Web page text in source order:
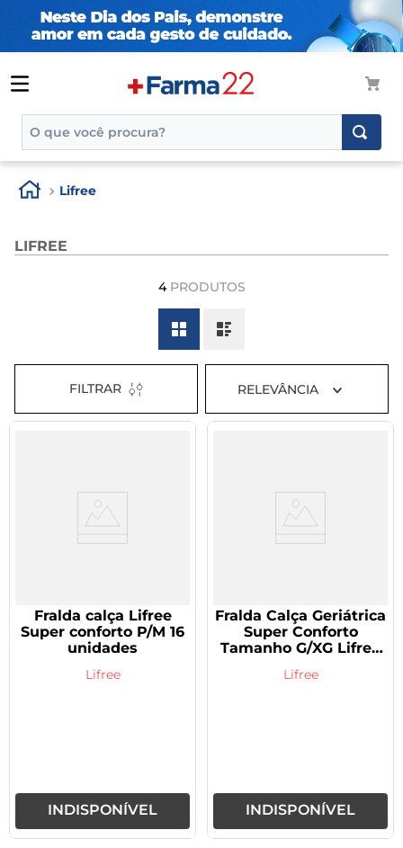
TERMOS MAIS BUSCADOS
1º
tadalafila
3º
generico
dipirona
8º
tadalafila 5mg
Lifree
LIFREE
4 PRODUTOS
FILTRAR RELEVÂNCIA
Fralda calça Lifree
Super conforto P/M 16
unidades
Lifree
INDISPONÍVEL
Fralda Calça Geriátrica
Super Conforto
Tamanho G/XG Lifree
Lifree
INDISPONÍVEL